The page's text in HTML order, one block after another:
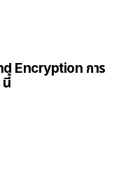
Encryption การ
นี้